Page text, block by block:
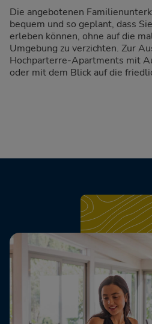
Die angebotenen
bequem und so geplant, dass
erleben können, ohne auf die
Umgebung zu verzichten. Zur
Hochparterre-Apartments mit
oder mit dem Blick auf die